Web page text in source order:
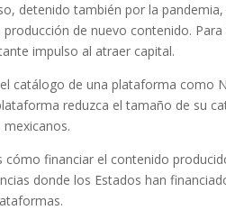
detenido también por la
de nuevo contenido.
impulso al atraer capital.
catálogo de una plataforma como
reduzca el tamaño de su
cómo financiar el contenido
donde los Estados han